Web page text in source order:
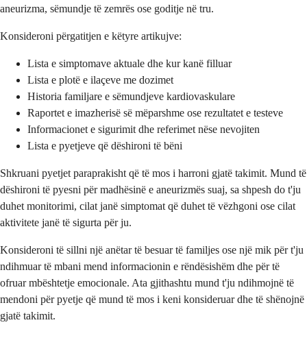
aneurizma, sëmundje të zemrës ose goditje në tru.
Konsideroni përgatitjen e këtyre artikujve:
Lista e simptomave aktuale dhe kur kanë filluar
Lista e plotë e ilaçeve me dozimet
Historia familjare e sëmundjeve kardiovaskulare
Raportet e imazherisë së mëparshme ose rezultatet e testeve
Informacionet e sigurimit dhe referimet nëse nevojiten
Lista e pyetjeve që dëshironi të bëni
Shkruani pyetjet paraprakisht që të mos i harroni gjatë takimit. Mund të
dëshironi të pyesni për madhësinë e aneurizmës suaj, sa shpesh do t'ju
duhet monitorimi, cilat janë simptomat që duhet të vëzhgoni ose cilat
aktivitete janë të sigurta për ju.
Konsideroni të sillni një anëtar të besuar të familjes ose një mik për t'ju
ndihmuar të mbani mend informacionin e rëndësishëm dhe për të
ofruar mbështetje emocionale. Ata gjithashtu mund t'ju ndihmojnë të
mendoni për pyetje që mund të mos i keni konsideruar dhe të shënojnë
gjatë takimit.